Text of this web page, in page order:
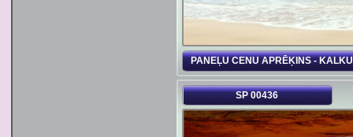
PANEĻU CENU APRĒĶINS -
SP 00436